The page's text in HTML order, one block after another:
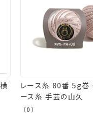
レース糸 80番 5g巻
ース糸 手芸の山久
（0）